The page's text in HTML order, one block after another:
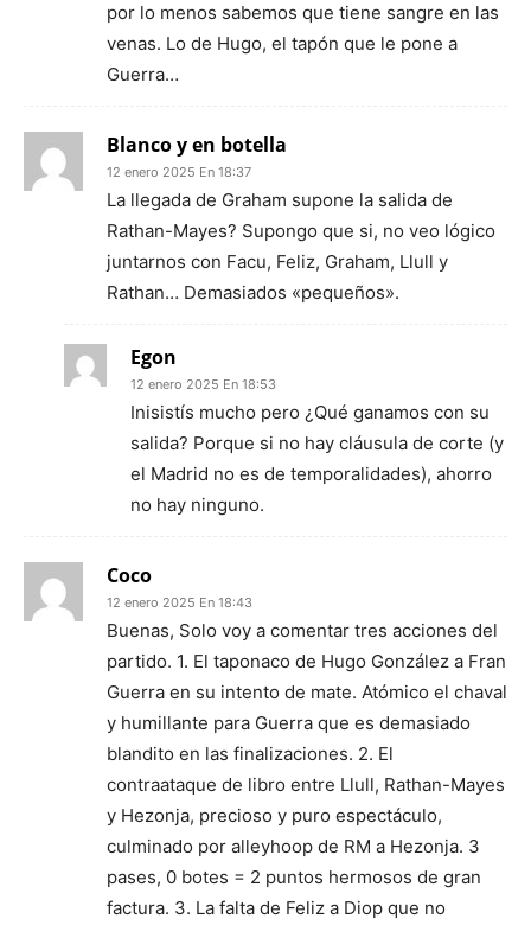
por lo menos sabemos que tiene sangre en las
venas. Lo de Hugo, el tapón que le pone a
Guerra…
Blanco y en botella
12 enero 2025 En 18:37
La llegada de Graham supone la salida de
Rathan-Mayes? Supongo que si, no veo lógico
juntarnos con Facu, Feliz, Graham, Llull y
Rathan… Demasiados «pequeños».
Egon
12 enero 2025 En 18:53
Inisistís mucho pero ¿Qué ganamos con su
salida? Porque si no hay cláusula de corte (y
el Madrid no es de temporalidades), ahorro
no hay ninguno.
Coco
12 enero 2025 En 18:43
Buenas, Solo voy a comentar tres acciones del
partido. 1. El taponaco de Hugo González a Fran
Guerra en su intento de mate. Atómico el chaval
y humillante para Guerra que es demasiado
blandito en las finalizaciones. 2. El
contraataque de libro entre Llull, Rathan-Mayes
y Hezonja, precioso y puro espectáculo,
culminado por alleyhoop de RM a Hezonja. 3
pases, 0 botes = 2 puntos hermosos de gran
factura. 3. La falta de Feliz a Diop que no